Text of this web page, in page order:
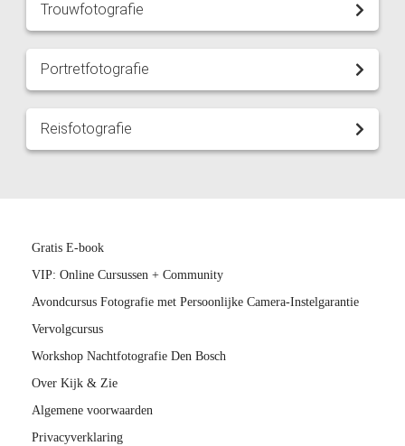
Trouwfotografie
Portretfotografie
Reisfotografie
Gratis E-book
VIP: Online Cursussen + Community
Avondcursus Fotografie met Persoonlijke Camera-Instelgarantie
Vervolgcursus
Workshop Nachtfotografie Den Bosch
Over Kijk & Zie
Algemene voorwaarden
Privacyverklaring